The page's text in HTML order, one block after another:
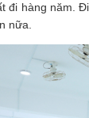
đi hàng năm.
nữa.